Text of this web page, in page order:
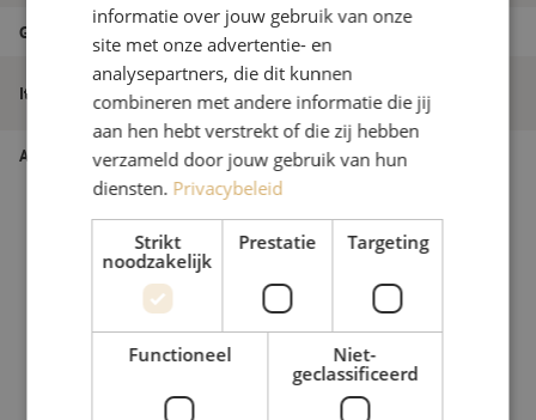
Grade
Itemnaam
Patchkabel duplex SM, LC/PC(uni)-
LC/PC(uni), 2.0mm, 3m
Artikelnummer M20000499
informatie over jouw gebruik van onze
site met onze advertentie- en
analysepartners, die dit kunnen
combineren met andere informatie die jij
aan hen hebt verstrekt of die zij hebben
verzameld door jouw gebruik van hun
diensten. Privacybeleid
Strikt
noodzakelijk
Prestatie Targeting
Functioneel
Niet-
geclassificeerd